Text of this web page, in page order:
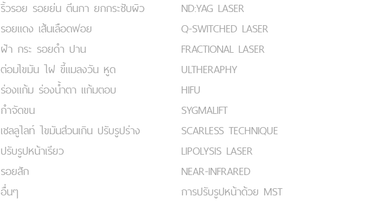
ริ้วรอย รอยย่น ตีนกา ยกกระชับผิว
รอยแดง เส้นเลือดฟอย
ฝ้า กระ รอยดำ ปาน
ต่อมไขมัน ไฝ ขี้แมลงวัน หูด
ร่องแก้ม ร่องน้ำตา แก้มตอบ
กำจัดขน
เชลลูไลท์ ไขมันส่วนเกิน ปรับรูปร่าง
ปรับรูปหน้าเรียว
รอยสัก
อื่นๆ
ND:YAG LASER
Q-SWITCHED LASER
FRACTIONAL LASER
ULTHERAPHY
HIFU
SYGMALIFT
SCARLESS TECHNIQUE
LIPOLYSIS LASER
NEAR-INFRARED
การปรับรูปหน้าด้วย MST